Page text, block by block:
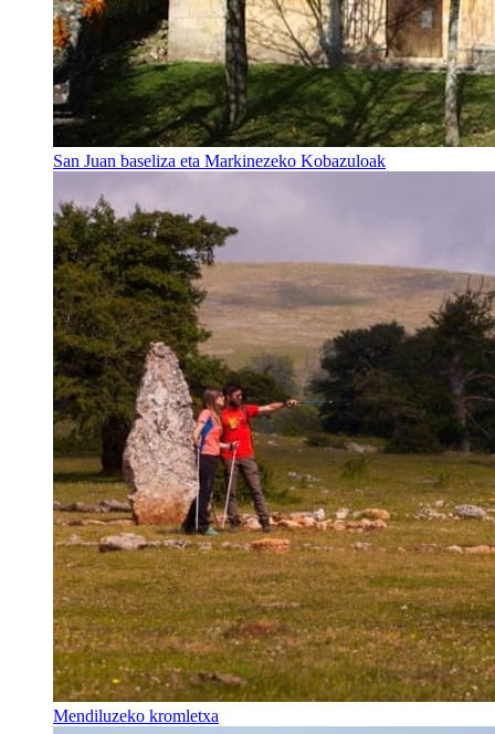
San Juan baseliza eta Markinezeko Kobazuloak
Mendiluzeko kromletxa